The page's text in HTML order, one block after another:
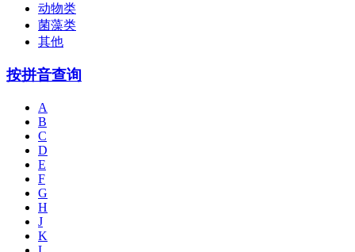
动物类
菌藻类
其他
按拼音查询
A
B
C
D
E
F
G
H
J
K